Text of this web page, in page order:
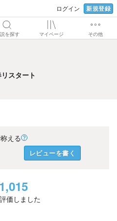
ログイン 新規登録
を探す マイページ その他
春リスタート
スタート
える
レビューを書く
価しました